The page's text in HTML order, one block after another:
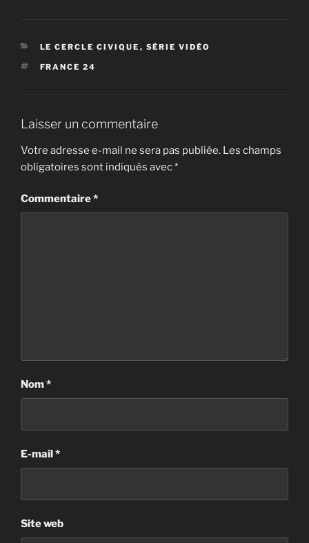
CATÉGORIES
LE CERCLE CIVIQUE , SÉRIE VIDÉO
ÉTIQUETTES
FRANCE 24
Laisser un commentaire
Votre adresse e-mail ne sera pas publiée. Les champs
obligatoires sont indiqués avec*
Commentaire*
Nom*
E-mail*
Site web